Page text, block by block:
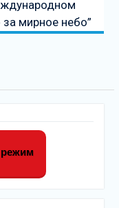
мирное небо”